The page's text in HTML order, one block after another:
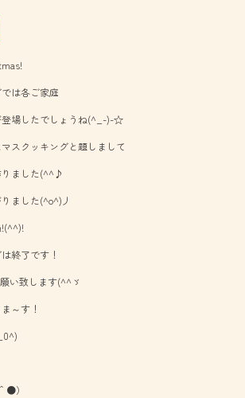
は各ご家庭
登場したでしょうね(^_-)-☆
スクッキングと題しまして
りました(^^♪
ました(^o^)丿
!(^^)!
終了です！
い致します(^^ゞ
～す！
●）